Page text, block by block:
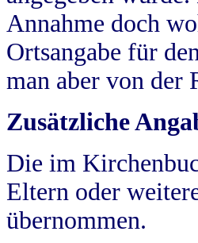
Annahme doch
Ortsangabe für
man aber von der
Zusätzliche
Die im
Eltern oder
übernommen.